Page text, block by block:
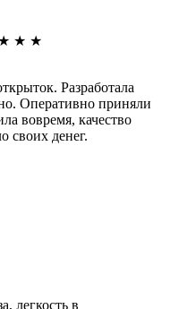
★ ★
Разработала
Оперативно приняли
вовремя, качество
своих денег.
легкость в